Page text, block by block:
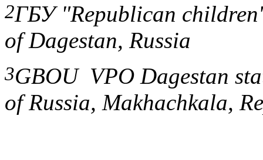
2ГБУ "Republican
of Dagestan, Russia
3GBOU VPO Dagestan
of Russia, Makhachkala,